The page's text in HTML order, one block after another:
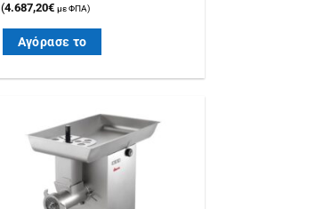
(4.687,20€ με ΦΠΑ)
Αγόρασε το
Πρόσθήκη